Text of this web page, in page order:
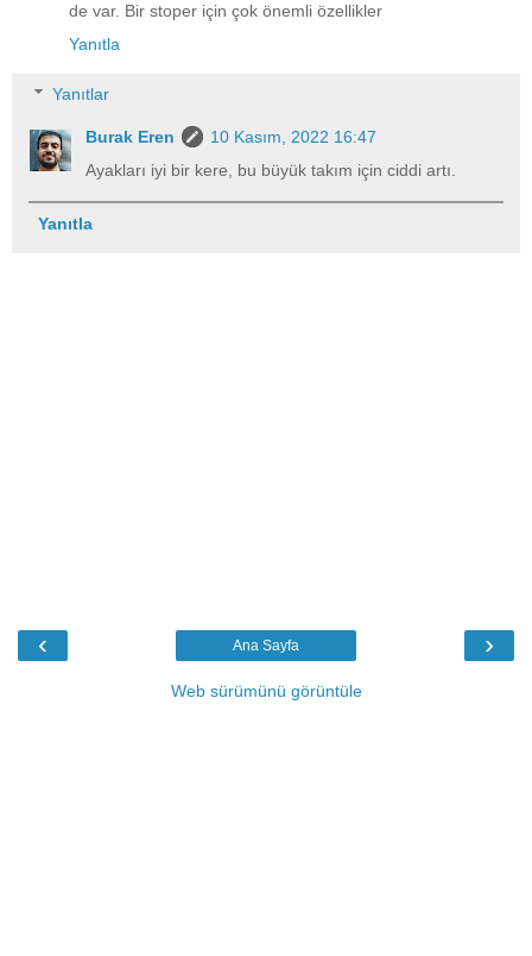
de var. Bir stoper için çok önemli özellikler
Yanıtla
Yanıtlar
Burak Eren
10 Kasım, 2022 16:47
Ayakları iyi bir kere, bu büyük takım için ciddi artı.
Yanıtla
‹ ›
Ana Sayfa
Web sürümünü görüntüle